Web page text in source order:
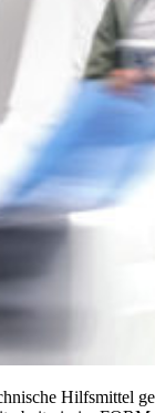
Hilfsmittel